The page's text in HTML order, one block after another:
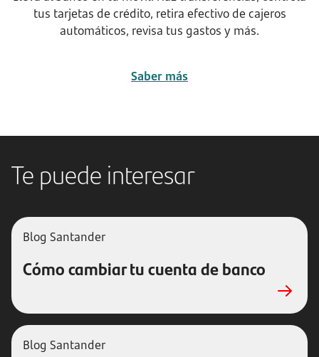
tus tarjetas de crédito, retira efectivo de cajeros
automáticos, revisa tus gastos y más.
Saber más
Te puede interesar
Blog Santander
Cómo cambiar tu cuenta de banco
Blog Santander